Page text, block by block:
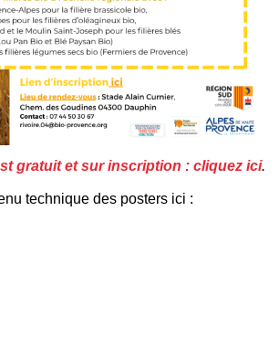
gratuit et sur inscription : cliquez ici.
technique des posters ici :